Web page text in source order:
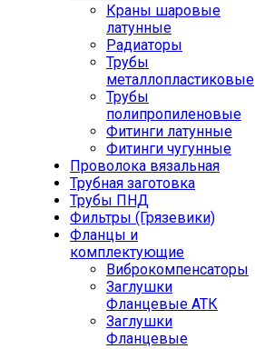
Краны шаровые
латунные
Радиаторы
Трубы
металлопластиковые
Трубы
полипропиленовые
Фитинги латунные
Фитинги чугунные
Проволока вязальная
Трубная заготовка
Трубы ПНД
Фильтры (Грязевики)
Фланцы и
комплектующие
Виброкомпенсаторы
Заглушки
Фланцевые АТК
Заглушки
Фланцевые